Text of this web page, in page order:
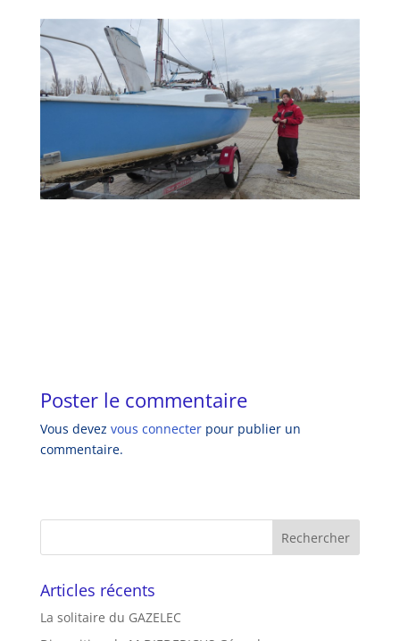
Poster le commentaire
Vous devez vous connecterpour publier un
commentaire.
Articles récents
La solitaire du GAZELEC